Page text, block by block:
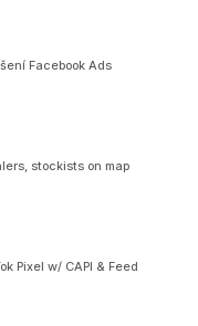
Facebook Ads
stockists on map
Pixel w/ CAPI & Feed